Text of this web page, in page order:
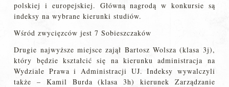
polskiej i europejskiej. Główną nagrodą w konkursie są
indeksy na wybrane kierunki studiów.
Wśród zwycięzców jest 7 Sobieszczaków
Drugie najwyższe miejsce zajął Bartosz Wolsza (klasa 3j),
który będzie kształcić się na kierunku administracja na
Wydziale Prawa i Administracji UJ. Indeksy wywalczyli
także – Kamil Burda (klasa 3h) kierunek Zarządzanie